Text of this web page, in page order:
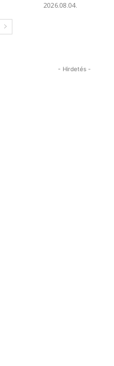
2026.08.04.
- Hirdetés -